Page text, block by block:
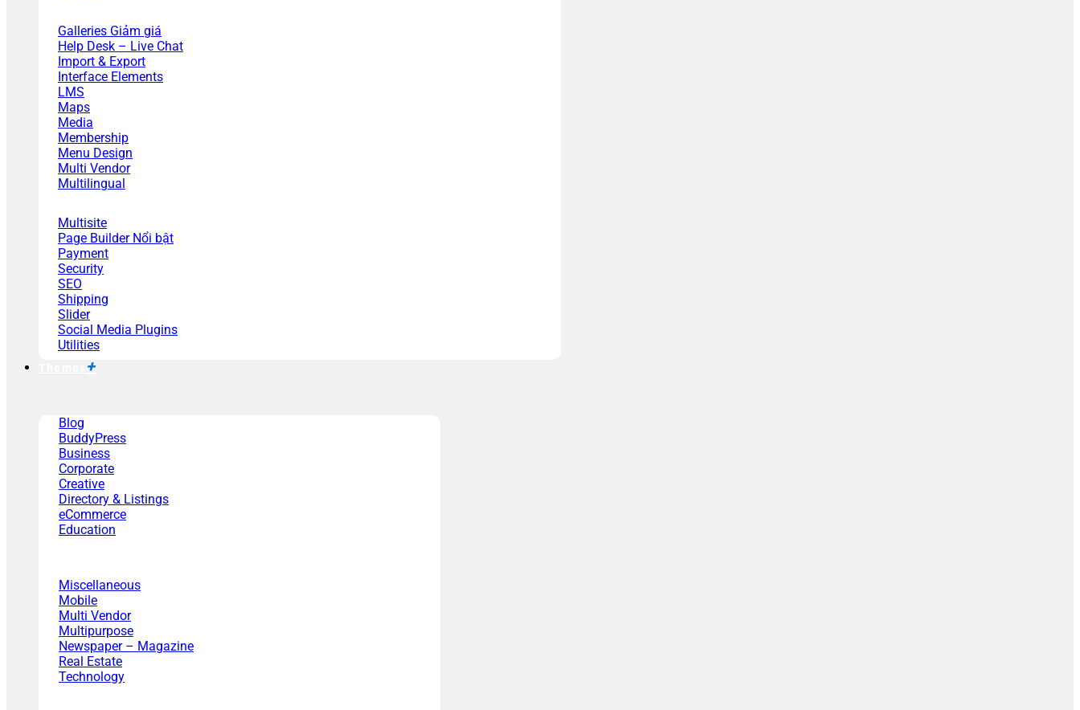
Galleries
Help Desk – Live Chat
Import & Export
Interface Elements
LMS
Maps
Media
Membership
Menu Design
Multi Vendor
Multilingual
Multisite
Page Builder
Payment
Security
SEO
Shipping
Slider
Social Media Plugins
Utilities
Blog
BuddyPress
Business
Corporate
Creative
Directory & Listings
eCommerce
Education
Miscellaneous
Mobile
Multi Vendor
Multipurpose
Newspaper – Magazine
Real Estate
Technology